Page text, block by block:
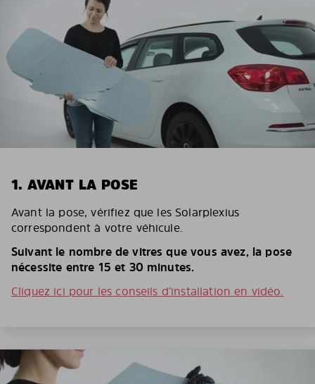
1. AVANT LA POSE
Avant la pose, vérifiez que les Solarplexius
correspondent à votre véhicule.
Suivant le nombre de vitres que vous avez, la pose
nécessite entre 15 et 30 minutes.
Cliquez ici pour les conseils d’installation en vidéo.